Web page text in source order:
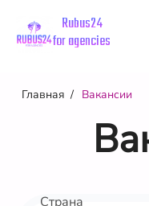
Rubus24
for agencies
Главная Вакансии
Страна